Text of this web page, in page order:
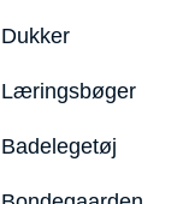
Dukker
Læringsbøger
Badelegetøj